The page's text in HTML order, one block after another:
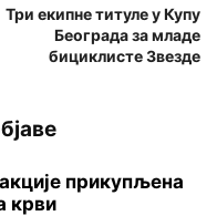
Три екипне титуле у Купу
Београда за младе
бициклисте Звезде
прикупљена
крви